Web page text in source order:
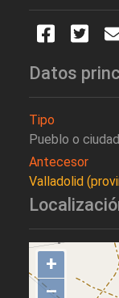
Datos
Tipo
Pueblo o ciudad
Antecesor
Valladolid
+
–